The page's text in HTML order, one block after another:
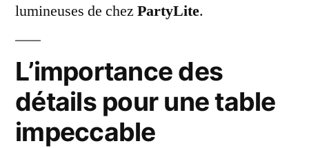
lumineuses de chez PartyLite.
L’importance des
détails pour une table
impeccable